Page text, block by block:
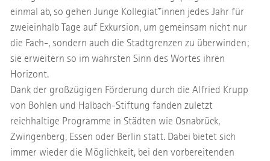
einmal ab, so gehen Junge Kollegiat*innen jedes Jahr für
zweieinhalb Tage auf Exkursion, um gemeinsam nicht nur
die Fach-, sondern auch die Stadtgrenzen zu überwinden;
sie erweitern so im wahrsten Sinn des Wortes ihren
Horizont.
Dank der großzügigen Förderung durch die Alfried Krupp
von Bohlen und Halbach-Stiftung fanden zuletzt
reichhaltige Programme in Städten wie Osnabrück,
Zwingenberg, Essen oder Berlin statt. Dabei bietet sich
immer wieder die Möglichkeit, bei den vorbereitenden